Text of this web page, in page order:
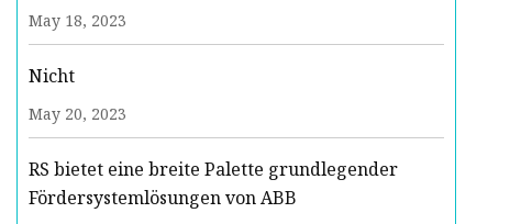
May 18, 2023
Nicht
May 20, 2023
RS bietet eine breite Palette grundlegender
Fördersystemlösungen von ABB